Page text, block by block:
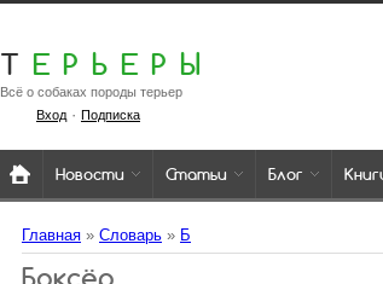
Т ЕРЬЕРЫ
Всё о собаках породы терьер
Вход· Подписка
Новости Статьи Блог
Главная » Словарь » Б
Боксёр